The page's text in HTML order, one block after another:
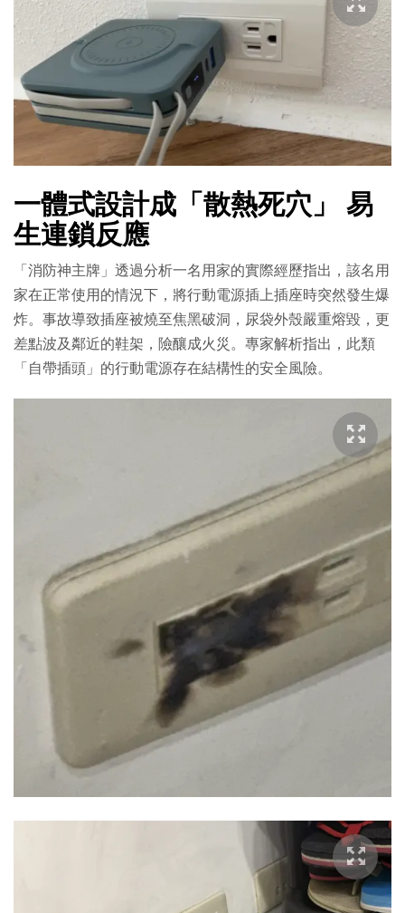
一體式設計成「散熱死穴」 易
生連鎖反應
「消防神主牌」透過分析一名用家的實際經歷指出，該名用
家在正常使用的情況下，將行動電源插上插座時突然發生爆
炸。事故導致插座被燒至焦黑破洞，尿袋外殼嚴重熔毀，更
差點波及鄰近的鞋架，險釀成火災。專家解析指出，此類
「自帶插頭」的行動電源存在結構性的安全風險。